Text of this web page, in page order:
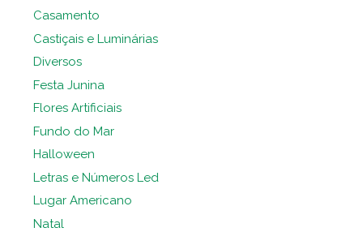
Casamento
Castiçais e Luminárias
Diversos
Festa Junina
Flores Artificiais
Fundo do Mar
Halloween
Letras e Números Led
Lugar Americano
Natal